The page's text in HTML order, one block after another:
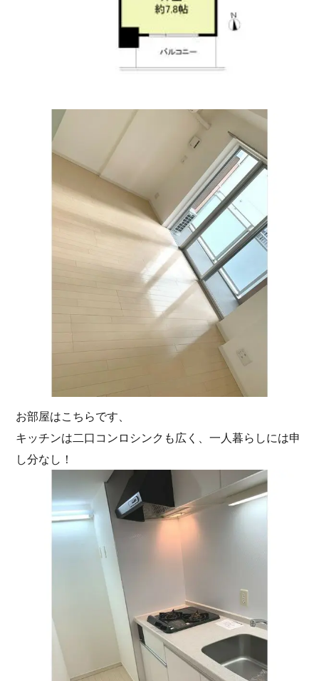
お部屋はこちらです、
キッチンは二口コンロシンクも広く、一人暮らしには申
し分なし！